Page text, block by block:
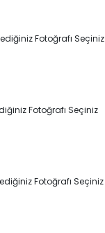
Fotoğrafı Seçiniz
Fotoğrafı Seçiniz
Fotoğrafı Seçiniz